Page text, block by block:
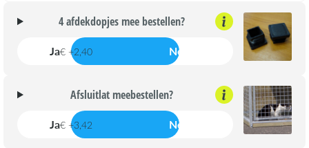
4 afdekdopjes mee bestellen?
Ja€ +2,40 Nee
Afsluitlat meebestellen?
Ja€ +3,42 Nee